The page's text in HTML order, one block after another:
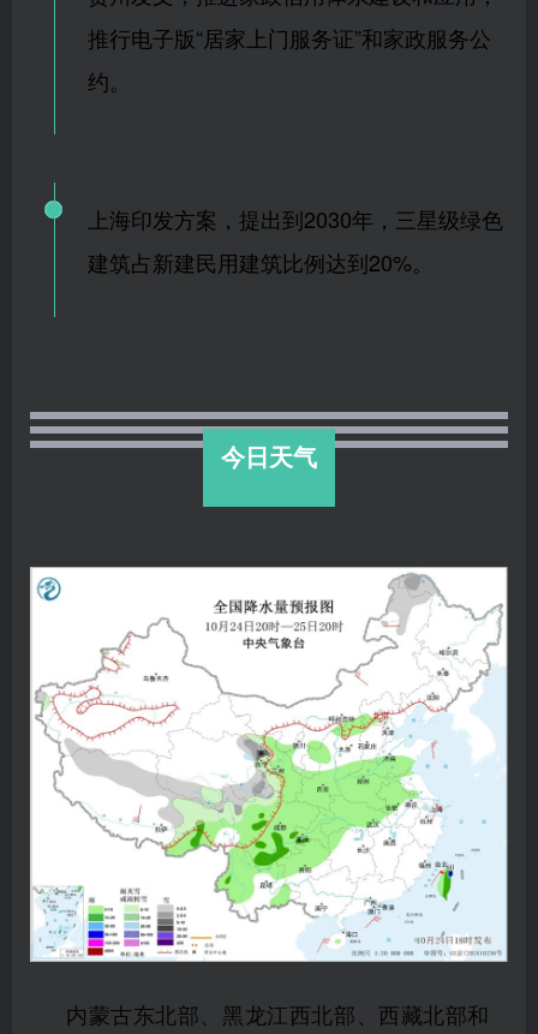
推行电子版“居家上门服务证”和家政服务公
约。
上海印发方案，提出到2030年，三星级绿色
建筑占新建民用建筑比例达到20%。
今日天气
内蒙古东北部、黑龙江西北部、西藏北部和